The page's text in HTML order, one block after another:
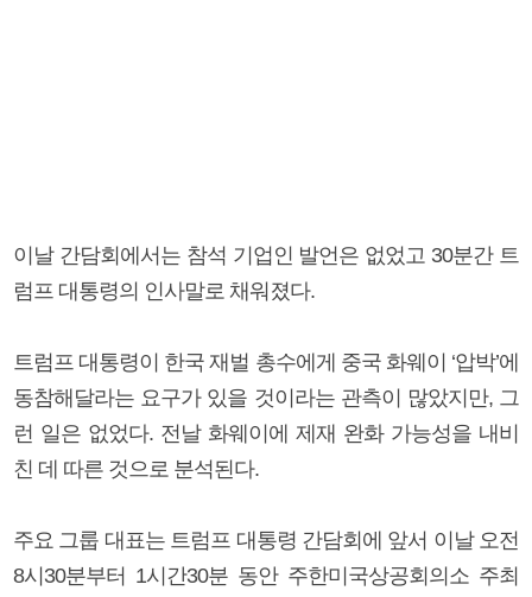
이날 간담회에서는 참석 기업인 발언은 없었고 30분간 트
럼프 대통령의 인사말로 채워졌다.
트럼프 대통령이 한국 재벌 총수에게 중국 화웨이 ‘압박’에
동참해달라는 요구가 있을 것이라는 관측이 많았지만, 그
런 일은 없었다. 전날 화웨이에 제재 완화 가능성을 내비
친 데 따른 것으로 분석된다.
주요 그룹 대표는 트럼프 대통령 간담회에 앞서 이날 오전
8시30분부터 1시간30분 동안 주한미국상공회의소 주최